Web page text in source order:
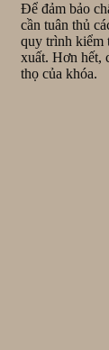
Để đảm bảo
cần tuân thủ
quy trình kiểm
xuất. Hơn hết,
thọ của khóa.